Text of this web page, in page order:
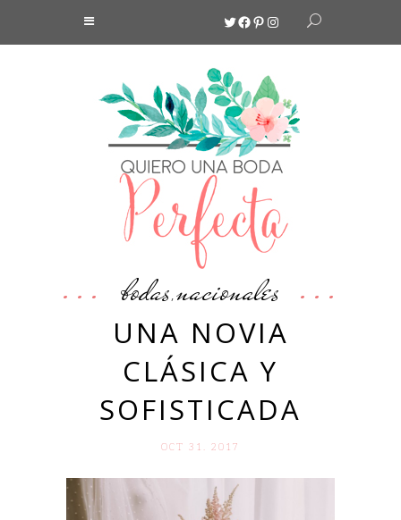
Twitter
Facebook
Pinterest
Instagram
bodas,nacionales
UNA NOVIA
CLÁSICA Y
SOFISTICADA
OCT 31. 2017